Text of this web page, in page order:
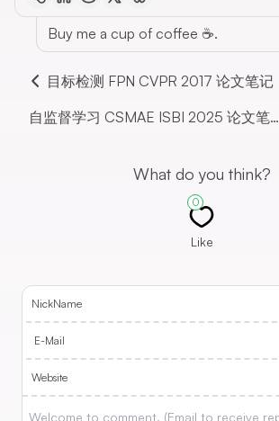
Buy me a cup of coffee ☕.
目标检测 FPN CVPR 2017 论文笔记
自监督学习 CSMAE ISBI 2025 论文笔记
What do you think?
0
Like
NickName
E-Mail
Website